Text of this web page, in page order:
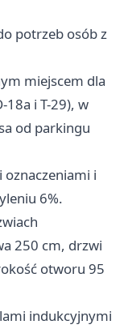
potrzeb osób z
miejscem dla
18a i T-29), w
od parkingu
i
6%.
250 cm, drzwi
otworu 95
indukcyjnymi